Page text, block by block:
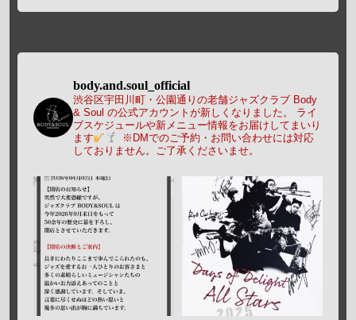
body.and.soul_official
渋谷区宇田川町・公園通りの老舗ジャズクラブ Body
& Soul の公式アカウントが新しくなりました。
ライ
ブスケジュールや新メニュー情報をお届けしてまいり
ます
※DMでのご予約・お問い合わせには対応
しておりません。ご了承くださいませ。